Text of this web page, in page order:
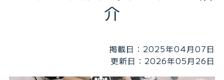
介
掲載日：2025年04月07日
更新日：2026年05月26日